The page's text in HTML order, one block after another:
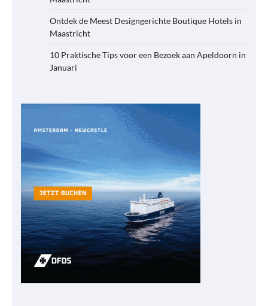
Ontdek de Meest Designgerichte Boutique Hotels in
Maastricht
10 Praktische Tips voor een Bezoek aan Apeldoorn in
Januari